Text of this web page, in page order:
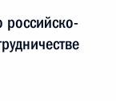
российско-